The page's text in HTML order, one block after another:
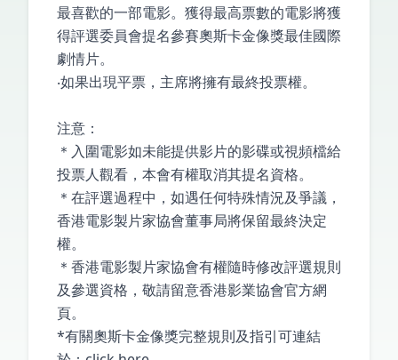
最喜歡的一部電影。獲得最高票數的電影將獲
得評選委員會提名參賽奧斯卡金像獎最佳國際
劇情片。
‧如果出現平票，主席將擁有最終投票權。
注意：
＊入圍電影如未能提供影片的影碟或視頻檔給
投票人觀看，本會有權取消其提名資格。
＊在評選過程中，如遇任何特殊情況及爭議，
香港電影製片家協會董事局將保留最終決定
權。
＊香港電影製片家協會有權隨時修改評選規則
及參選資格，敬請留意香港影業協會官方網
頁。
*有關奧斯卡金像獎完整規則及指引可連結